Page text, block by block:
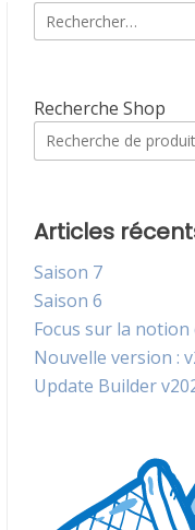
Rechercher :
Recherche Shop
Articles
Saison 7
Saison 6
Focus sur la notion
Nouvelle version :
Update Builder